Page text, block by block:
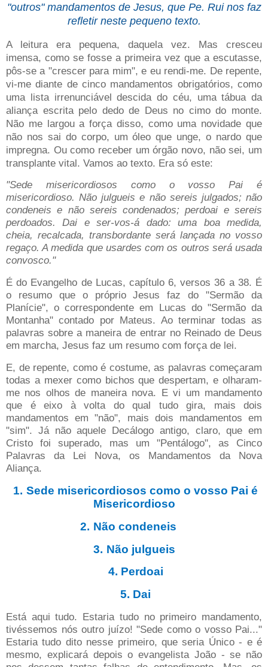
"outros" mandamentos de Jesus, que Pe. Rui nos faz
refletir neste pequeno texto.
A leitura era pequena, daquela vez. Mas cresceu
imensa, como se fosse a primeira vez que a escutasse,
pôs-se a "crescer para mim", e eu rendi-me. De repente,
vi-me diante de cinco mandamentos obrigatórios, como
uma lista irrenunciável descida do céu, uma tábua da
aliança escrita pelo dedo de Deus no cimo do monte.
Não me largou a força disso, como uma novidade que
não nos sai do corpo, um óleo que unge, o nardo que
impregna. Ou como receber um órgão novo, não sei, um
transplante vital. Vamos ao texto. Era só este:
"Sede misericordiosos como o vosso Pai é
misericordioso. Não julgueis e não sereis julgados; não
condeneis e não sereis condenados; perdoai e sereis
perdoados. Dai e ser-vos-á dado: uma boa medida,
cheia, recalcada, transbordante será lançada no vosso
regaço. A medida que usardes com os outros será usada
convosco."
É do Evangelho de Lucas, capítulo 6, versos 36 a 38. É
o resumo que o próprio Jesus faz do "Sermão da
Planície", o correspondente em Lucas do "Sermão da
Montanha" contado por Mateus. Ao terminar todas as
palavras sobre a maneira de entrar no Reinado de Deus
em marcha, Jesus faz um resumo com força de lei.
E, de repente, como é costume, as palavras começaram
todas a mexer como bichos que despertam, e olharam-
me nos olhos de maneira nova. E vi um mandamento
que é eixo à volta do qual tudo gira, mais dois
mandamentos em "não", mais dois mandamentos em
"sim". Já não aquele Decálogo antigo, claro, que em
Cristo foi superado, mas um "Pentálogo", as Cinco
Palavras da Lei Nova, os Mandamentos da Nova
Aliança.
1. Sede misericordiosos como o vosso Pai é
Misericordioso
2. Não condeneis
3. Não julgueis
4. Perdoai
5. Dai
Está aqui tudo. Estaria tudo no primeiro mandamento,
tivéssemos nós outro juízo! "Sede como o vosso Pai..."
Estaria tudo dito nesse primeiro, que seria Único - e é
mesmo, explicará depois o evangelista João - se não